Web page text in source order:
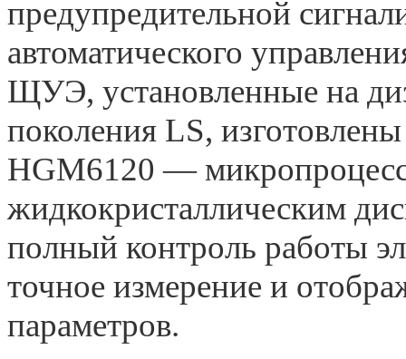
предупредительной
автоматического
ЩУЭ, установленные на
поколения LS,
HGM6120 —
жидкокристаллическим
полный контроль работы
точное измерение и
параметров.